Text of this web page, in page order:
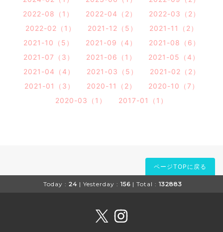
2022-08（1）
2022-04（2）
2022-03（2）
2022-02（1）
2021-12（5）
2021-11（2）
2021-10（5）
2021-09（4）
2021-08（6）
2021-07（3）
2021-06（1）
2021-05（4）
2021-04（4）
2021-03（5）
2021-02（2）
2021-01（3）
2020-11（2）
2020-10（7）
2020-03（1）
2017-01（1）
ページTOPに戻る
Today : 24 | Yesterday : 156 | Total : 132883